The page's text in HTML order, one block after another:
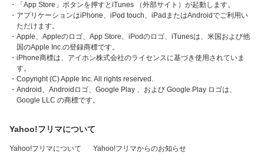
・「App Store」ボタンを押すとiTunes （外部サイト）が起動します。
・アプリケーションはiPhone、iPod touch、iPadまたはAndroidでご利用い
ただけます。
・Apple、Appleのロゴ、App Store、iPodのロゴ、iTunesは、米国および他
国のApple Inc.の登録商標です。
・iPhone商標は、アイホン株式会社のライセンスに基づき使用されていま
す。
・Copyright (C) Apple Inc. All rights reserved.
・Android、Androidロゴ、Google Play 、および Google Play ロゴは、
Google LLC の商標です。
Yahoo!フリマについて
Yahoo!フリマについて Yahoo!フリマからのお知らせ